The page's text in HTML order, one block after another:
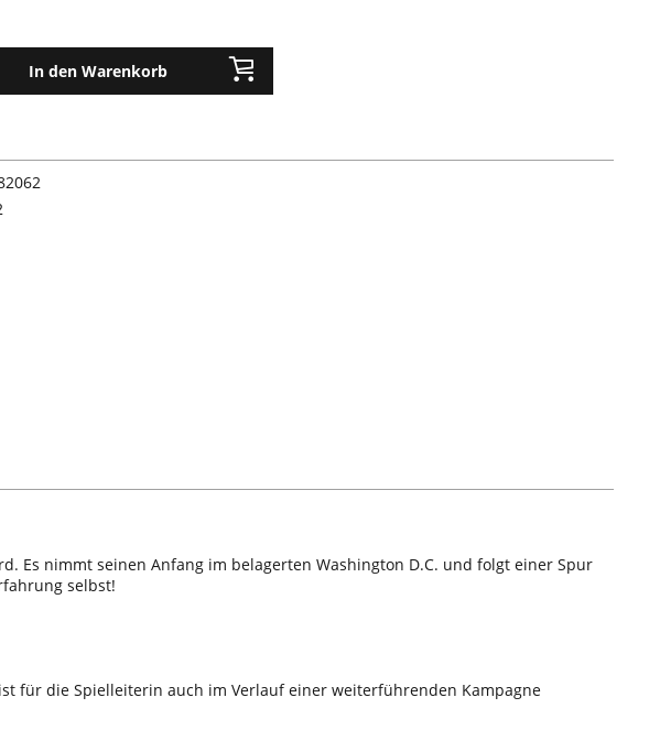
In den Warenkorb
Es nimmt seinen Anfang im belagerten Washington D.C. und folgt einer Spur
selbst!
für die Spielleiterin auch im Verlauf einer weiterführenden Kampagne